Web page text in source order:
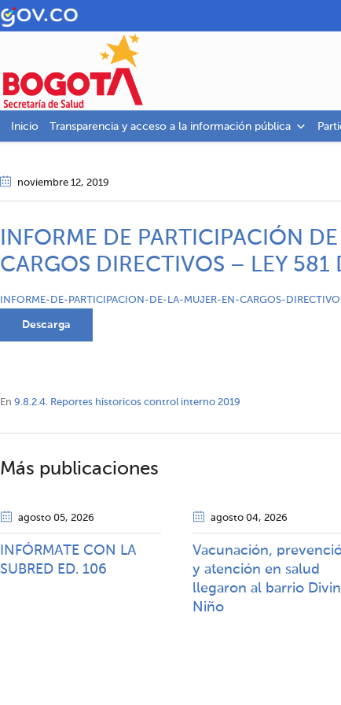
Inicio Transparencia y acceso a la información pública
noviembre 12, 2019
INFORME DE PARTICIPACIÓN
CARGOS DIRECTIVOS – LEY 581
INFORME-DE-PARTICIPACION-DE-LA-MUJER-EN-CARGOS-
Descarga
En 9.8.2.4. Reportes historicos control interno 2019
Más publicaciones
agosto 05, 2026
INFÓRMATE CON LA
SUBRED ED. 106
agosto 04, 2026
Vacunación,
y atención en salud
llegaron al barrio
Niño